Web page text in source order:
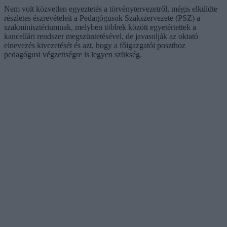
Nem volt közvetlen egyeztetés a törvénytervezetről, mégis elküldte
részletes észrevételeit a Pedagógusok Szakszervezete (PSZ) a
szakminisztériumnak, melyben többek között egyetértettek a
kancellári rendszer megszüntetésével, de javasolják az oktató
elnevezés kivezetését és azt, hogy a főigazgatói poszthoz
pedagógusi végzettségre is legyen szükség.